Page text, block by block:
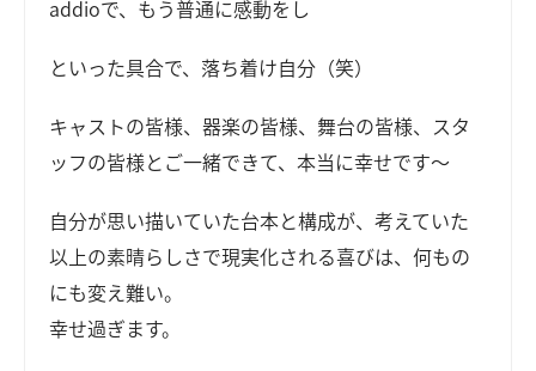
addioで、もう普通に感動をし
といった具合で、落ち着け自分（笑）
キャストの皆様、器楽の皆様、舞台の皆様、スタ
ッフの皆様とご一緒できて、本当に幸せです～
自分が思い描いていた台本と構成が、考えていた
以上の素晴らしさで現実化される喜びは、何もの
にも変え難い。
幸せ過ぎます。